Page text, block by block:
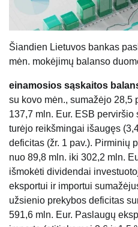
Šiandien Lietuvos bankas
mėn. mokėjimų balanso
einamosios sąskaitos
su kovo mėn., sumažėjo 28,5
137,7 mln. Eur. ESB
turėjo reikšmingai išaugęs
deficitas (žr. 1 pav.). Pirminių
nuo 89,8 mln. iki 302,2 mln.
išmokėti dividendai
eksportui ir importui
užsienio prekybos deficitas
591,6 mln. Eur. Paslaugų